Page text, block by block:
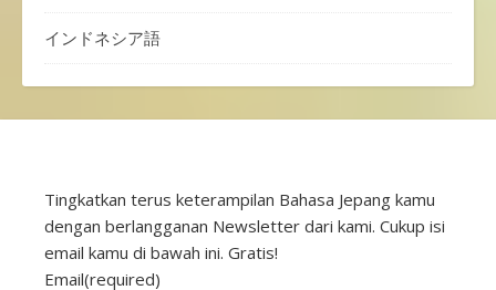
インドネシア語
Tingkatkan terus keterampilan Bahasa Jepang kamu
dengan berlangganan Newsletter dari kami. Cukup isi
email kamu di bawah ini. Gratis!
Email(required)